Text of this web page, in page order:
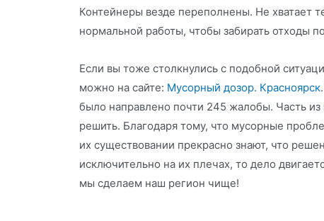
Контейнеры везде переполнены. Не хватает
нормальной работы, чтобы забирать отходы
Если вы тоже столкнулись с подобной
можно на сайте: Мусорный дозор. Красноярск
было направлено почти 245 жалобы. Часть
решить. Благодаря тому, что мусорные
их существовании прекрасно знают, что
исключительно на их плечах, то дело
мы сделаем наш регион чище!